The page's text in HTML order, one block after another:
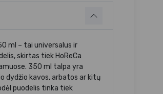
ml – tai universalus ir
skirtas tiek HoReCa
350 ml talpa yra
dydžio kavos, arbatos ar kitų
puodelis tinka tiek